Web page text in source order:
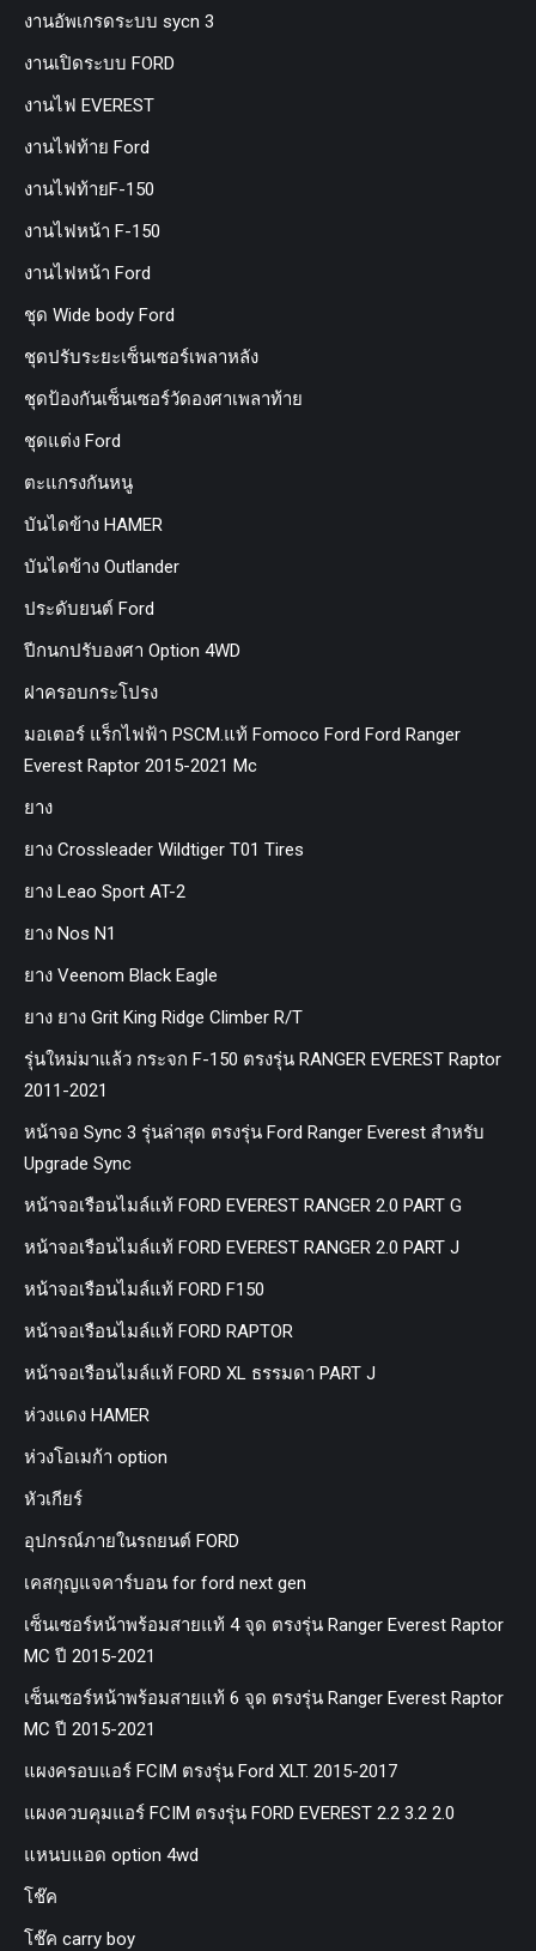
งานอัพเกรดระบบ sycn 3
งานเปิดระบบ FORD
งานไฟ EVEREST
งานไฟท้าย Ford
งานไฟท้ายF-150
งานไฟหน้า F-150
งานไฟหน้า Ford
ชุด Wide body Ford
ชุดปรับระยะเซ็นเซอร์เพลาหลัง
ชุดป้องกันเซ็นเซอร์วัดองศาเพลาท้าย
ชุดแต่ง Ford
ตะแกรงกันหนู
บันไดข้าง HAMER
บันไดข้าง Outlander
ประดับยนต์ Ford
ปีกนกปรับองศา Option 4WD
ฝาครอบกระโปรง
มอเตอร์ แร็กไฟฟ้า PSCM.แท้ Fomoco Ford Ford Ranger
Everest Raptor 2015-2021 Mc
ยาง
ยาง Crossleader Wildtiger T01 Tires
ยาง Leao Sport AT-2
ยาง Nos N1
ยาง Veenom Black Eagle
ยาง ยาง Grit King Ridge Climber R/T
รุ่นใหม่มาแล้ว กระจก F-150 ตรงรุ่น RANGER EVEREST Raptor
2011-2021
หน้าจอ Sync 3 รุ่นล่าสุด ตรงรุ่น Ford Ranger Everest สำหรับ
Upgrade Sync
หน้าจอเรือนไมล์แท้ FORD EVEREST RANGER 2.0 PART G
หน้าจอเรือนไมล์แท้ FORD EVEREST RANGER 2.0 PART J
หน้าจอเรือนไมล์แท้ FORD F150
หน้าจอเรือนไมล์แท้ FORD RAPTOR
หน้าจอเรือนไมล์แท้ FORD XL ธรรมดา PART J
ห่วงแดง HAMER
ห่วงโอเมก้า option
หัวเกียร์
อุปกรณ์ภายในรถยนต์ FORD
เคสกุญแจคาร์บอน for ford next gen
เซ็นเซอร์หน้าพร้อมสายแท้ 4 จุด ตรงรุ่น Ranger Everest Raptor
MC ปี 2015-2021
เซ็นเซอร์หน้าพร้อมสายแท้ 6 จุด ตรงรุ่น Ranger Everest Raptor
MC ปี 2015-2021
แผงครอบแอร์ FCIM ตรงรุ่น Ford XLT. 2015-2017
แผงควบคุมแอร์ FCIM ตรงรุ่น FORD EVEREST 2.2 3.2 2.0
แหนบแอด option 4wd
โช๊ค
โช๊ค carry boy